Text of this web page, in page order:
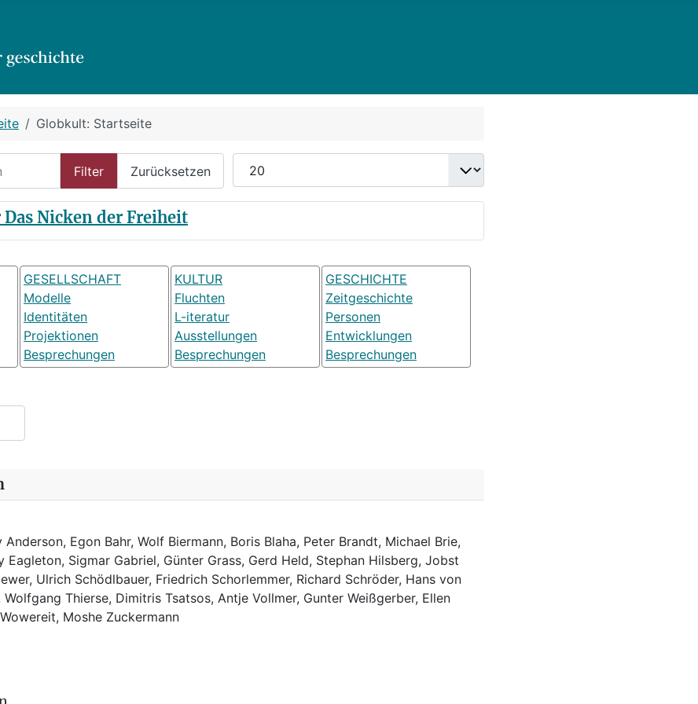
Globkult: Startseite
Filter Zurücksetzen
Anzeige #
Nicken der Freiheit
GESELLSCHAFT
Modelle
Identitäten
Projektionen
Besprechungen
KULTUR
Fluchten
L-iteratur
Ausstellungen
Besprechungen
GESCHICHTE
Zeitgeschichte
Personen
Entwicklungen
Besprechungen
Egon Bahr, Wolf Biermann, Boris Blaha, Peter Brandt, Michael Brie,
Eagleton, Sigmar Gabriel, Günter Grass, Gerd Held, Stephan Hilsberg, Jobst
Ulrich Schödlbauer, Friedrich Schorlemmer, Richard Schröder, Hans von
Thierse, Dimitris Tsatsos, Antje Vollmer, Gunter Weißgerber, Ellen
Moshe Zuckermann